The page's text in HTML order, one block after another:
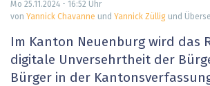
Mo 25.11.2024 - 16:52 Uhr
von Yannick Chavanne und Yannick Züllig und
Im Kanton Neuenburg wird das
digitale Unversehrtheit der
Bürger in der